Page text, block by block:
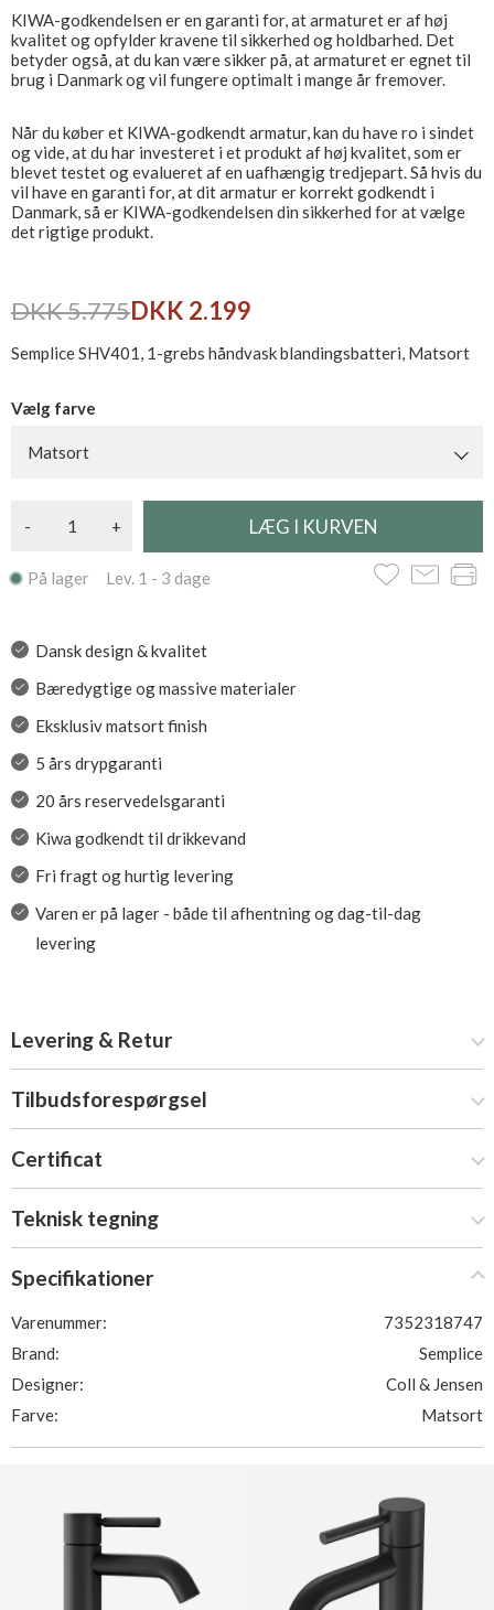
KIWA-godkendelsen er en garanti for, at armaturet er af høj
kvalitet og opfylder kravene til sikkerhed og holdbarhed. Det
betyder også, at du kan være sikker på, at armaturet er egnet til
brug i Danmark og vil fungere optimalt i mange år fremover.
Når du køber et KIWA-godkendt armatur, kan du have ro i sindet
og vide, at du har investeret i et produkt af høj kvalitet, som er
blevet testet og evalueret af en uafhængig tredjepart. Så hvis du
vil have en garanti for, at dit armatur er korrekt godkendt i
Danmark, så er KIWA-godkendelsen din sikkerhed for at vælge
det rigtige produkt.
DKK 5.775DKK 2.199
Semplice SHV401, 1-grebs håndvask blandingsbatteri, Matsort
Vælg farve
Matsort
- +
På lager Lev. 1 - 3 dage
Dansk design & kvalitet
Bæredygtige og massive materialer
Eksklusiv matsort finish
5 års drypgaranti
20 års reservedelsgaranti
Kiwa godkendt til drikkevand
Fri fragt og hurtig levering
Varen er på lager - både til afhentning og dag-til-dag
levering
Levering & Retur
Tilbudsforespørgsel
Certificat
Teknisk tegning
Specifikationer
Varenummer:
7352318747
Brand:
Semplice
Designer:
Coll & Jensen
Farve:
Matsort